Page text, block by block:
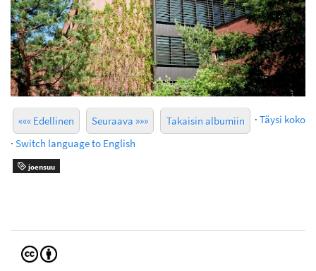
««« Edellinen Seuraava »»» Takaisin albumiin · Täysi koko
· Switch language to English
joensuu